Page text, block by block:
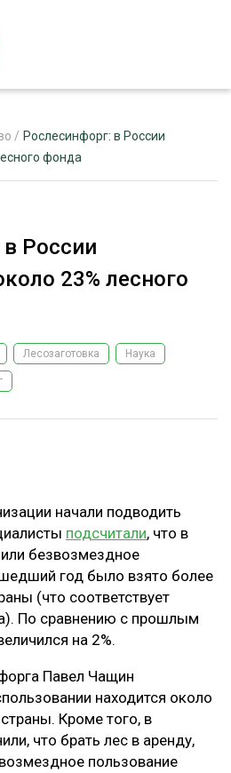
ЗАЩИТА
ПЛИТ
/ Рослесинфорг: в России
фонда
России
23% лесного
Лесозаготовка Наука
начали подводить
подсчитали, что в
безвозмездное
год было взято более
(что соответствует
По сравнению с прошлым
на 2%.
Павел Чащин
находится около
Кроме того, в
что брать лес в аренду,
пользование